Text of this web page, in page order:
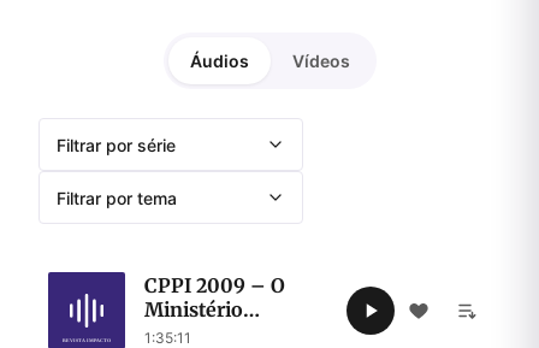
Áudios Vídeos
Filtrar por série
Filtrar por tema
CPPI 2009 – O
Ministério
Sacerdotal e O
1:35:11